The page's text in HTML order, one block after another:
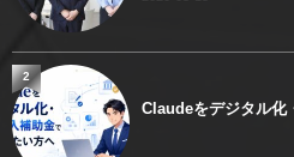
Claudeをデジタル化
2